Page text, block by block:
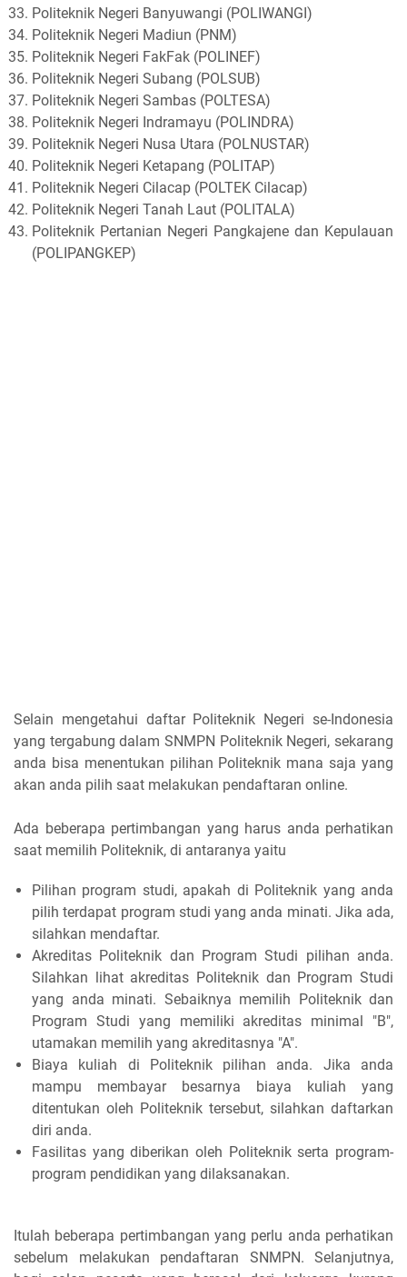
Politeknik Negeri Banyuwangi (POLIWANGI)
Politeknik Negeri Madiun (PNM)
Politeknik Negeri FakFak (POLINEF)
Politeknik Negeri Subang (POLSUB)
Politeknik Negeri Sambas (POLTESA)
Politeknik Negeri Indramayu (POLINDRA)
Politeknik Negeri Nusa Utara (POLNUSTAR)
Politeknik Negeri Ketapang (POLITAP)
Politeknik Negeri Cilacap (POLTEK Cilacap)
Politeknik Negeri Tanah Laut (POLITALA)
Politeknik Pertanian Negeri Pangkajene dan Kepulauan
(POLIPANGKEP)
Selain mengetahui daftar Politeknik Negeri se-Indonesia
yang tergabung dalam SNMPN Politeknik Negeri, sekarang
anda bisa menentukan pilihan Politeknik mana saja yang
akan anda pilih saat melakukan pendaftaran online.
Ada beberapa pertimbangan yang harus anda perhatikan
saat memilih Politeknik, di antaranya yaitu
Pilihan program studi, apakah di Politeknik yang anda
pilih terdapat program studi yang anda minati. Jika ada,
silahkan mendaftar.
Akreditas Politeknik dan Program Studi pilihan anda.
Silahkan lihat akreditas Politeknik dan Program Studi
yang anda minati. Sebaiknya memilih Politeknik dan
Program Studi yang memiliki akreditas minimal "B",
utamakan memilih yang akreditasnya "A".
Biaya kuliah di Politeknik pilihan anda. Jika anda
mampu membayar besarnya biaya kuliah yang
ditentukan oleh Politeknik tersebut, silahkan daftarkan
diri anda.
Fasilitas yang diberikan oleh Politeknik serta program-
program pendidikan yang dilaksanakan.
Itulah beberapa pertimbangan yang perlu anda perhatikan
sebelum melakukan pendaftaran SNMPN. Selanjutnya,